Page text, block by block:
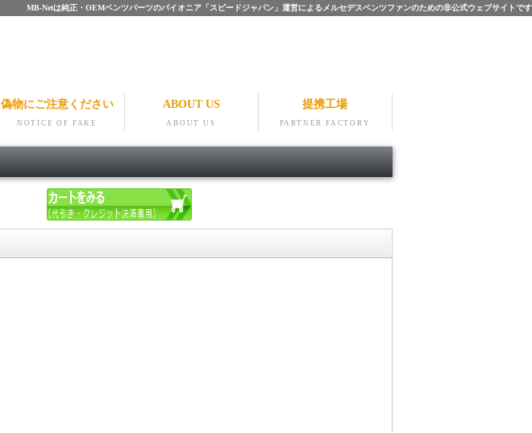
MB-Netは純正・OEMベンツパーツのパイオニア「スピードジャパン」運営によるメルセデスベンツファンのための非公式ウェブサイトです
偽物にご注意ください
NOTICE OF FAKE
ABOUT US
ABOUT US
提携工場
PARTNER FACTORY